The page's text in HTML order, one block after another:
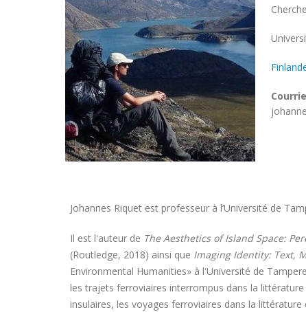
Johannes Riquet est professeur à l’Université de
Il est l'auteur de The Aesthetics of Island Space:
(Routledge, 2018) ainsi que Imaging Identity: Text,
Environmental Humanities» à l'Université de
les trajets ferroviaires interrompus dans la
insulaires, les voyages ferroviaires dans la